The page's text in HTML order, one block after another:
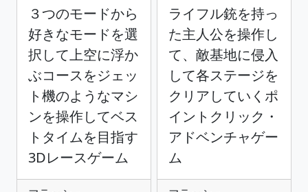
３つのモードから
好きなモードを選
択して上空に浮か
ぶコースをジェッ
ト機のようなマシ
ンを操作してベス
トタイムを目指す
3Dレースゲーム
ライフル銃を持っ
た主人公を操作し
て、敵基地に侵入
して各ステージを
クリアしていくポ
イントクリック・
アドベンチャゲー
ム